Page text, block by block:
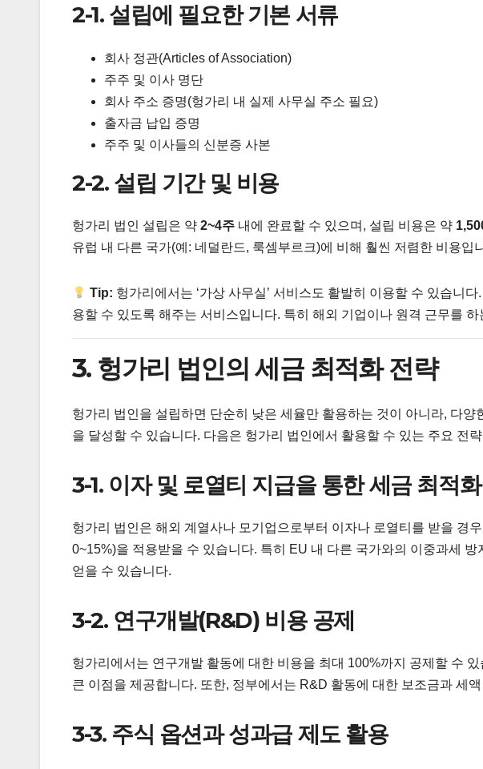
2-1. 설립에 필요한 기본 서류
회사 정관(Articles of Association)
주주 및 이사 명단
회사 주소 증명(헝가리 내 실제 사무실 주소 필요)
출자금 납입 증명
주주 및 이사들의 신분증 사본
2-2. 설립 기간 및 비용
헝가리 법인 설립은 약 2~4주 내에 완료할 수 있으며, 설립 비용은 약
유럽 내 다른 국가(예: 네덜란드, 룩셈부르크)에 비해 훨씬 저렴한 비용입
Tip: 헝가리에서는 ‘가상 사무실’ 서비스도 활발히 이용할 수 있습니
용할 수 있도록 해주는 서비스입니다. 특히 해외 기업이나 원격 근무를
3. 헝가리 법인의 세금 최적화 전략
헝가리 법인을 설립하면 단순히 낮은 세율만 활용하는 것이 아니라, 다
을 달성할 수 있습니다. 다음은 헝가리 법인에서 활용할 수 있는 주요 전
3-1. 이자 및 로열티 지급을 통한 세금 최적화
헝가리 법인은 해외 계열사나 모기업으로부터 이자나 로열티를 받을 경
0~15%)을 적용받을 수 있습니다. 특히 EU 내 다른 국가와의 이중과세
얻을 수 있습니다.
3-2. 연구개발(R&D) 비용 공제
헝가리에서는 연구개발 활동에 대한 비용을 최대 100%까지 공제할 수
큰 이점을 제공합니다. 또한, 정부에서는 R&D 활동에 대한 보조금과 세
3-3. 주식 옵션과 성과급 제도 활용